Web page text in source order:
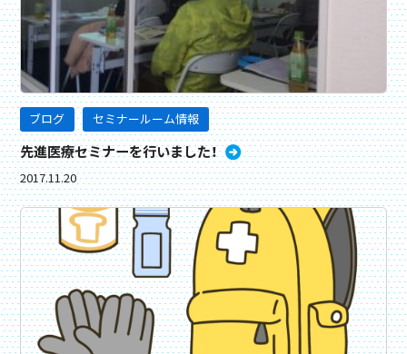
ブログ セミナールーム情報
先進医療セミナーを行いました！
2017.11.20